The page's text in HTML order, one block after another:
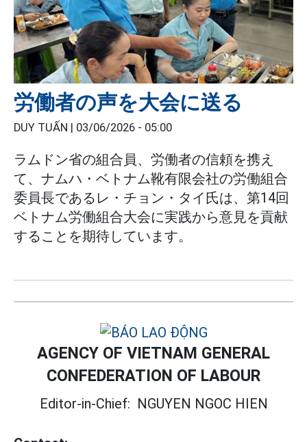
労働者の声を大会に送る
DUY TUẤN | 03/06/2026 - 05:00
ラムドン省の組合員、労働者の信頼を携え
て、ナムハ・ベトナム靴有限会社の労働組合
委員長であるレ・チョン・タイ氏は、第14回
ベトナム労働組合大会に実践から意見を貢献
することを期待しています。
AGENCY OF VIETNAM GENERAL
CONFEDERATION OF LABOUR
Editor-in-Chief: NGUYEN NGOC HIEN